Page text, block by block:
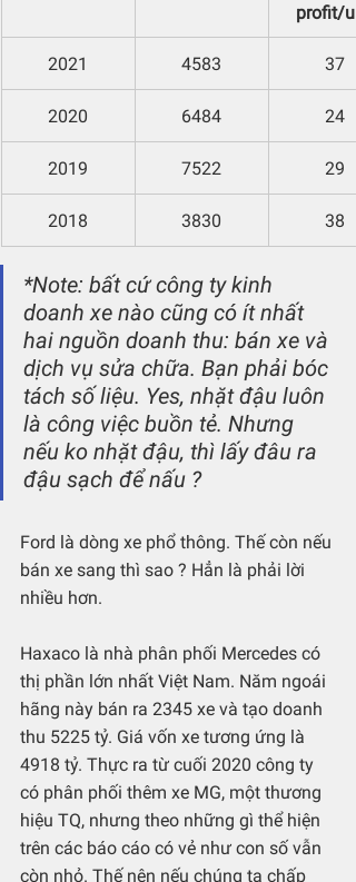
profit/
2021 4583 37
2020 6484 24
2019 7522 29
2018 3830 38
*Note: bất cứ công ty kinh
doanh xe nào cũng có ít nhất
hai nguồn doanh thu: bán xe và
dịch vụ sửa chữa. Bạn phải bóc
tách số liệu. Yes, nhặt đậu luôn
là công việc buồn tẻ. Nhưng
nếu ko nhặt đậu, thì lấy đâu ra
đậu sạch để nấu ?
Ford là dòng xe phổ thông. Thế còn nếu
bán xe sang thì sao ? Hẳn là phải lời
nhiều hơn.
Haxaco là nhà phân phối Mercedes có
thị phần lớn nhất Việt Nam. Năm ngoái
hãng này bán ra 2345 xe và tạo doanh
thu 5225 tỷ. Giá vốn xe tương ứng là
4918 tỷ. Thực ra từ cuối 2020 công ty
có phân phối thêm xe MG, một thương
hiệu TQ, nhưng theo những gì thể hiện
trên các báo cáo có vẻ như con số vẫn
còn nhỏ. Thế nên nếu chúng ta chấp